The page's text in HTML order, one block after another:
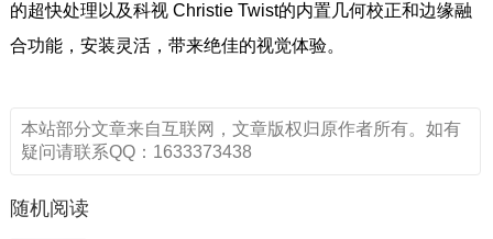
的超快处理以及科视 Christie Twist的内置几何校正和边缘融
合功能，安装灵活，带来绝佳的视觉体验。
本站部分文章来自互联网，文章版权归原作者所有。如有
疑问请联系QQ：1633373438
随机阅读